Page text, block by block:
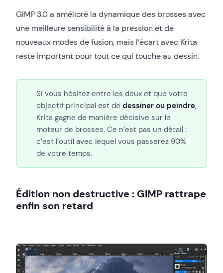
GIMP 3.0 a amélioré la dynamique des brosses avec
une meilleure sensibilité à la pression et de
nouveaux modes de fusion, mais l’écart avec Krita
reste important pour tout ce qui touche au dessin.
Si vous hésitez entre les deux et que votre
objectif principal est de dessiner ou peindre,
Krita gagne de manière décisive sur le
moteur de brosses. Ce n’est pas un détail :
c’est l’outil avec lequel vous passerez 90%
de votre temps.
Édition non destructive : GIMP rattrape
enfin son retard